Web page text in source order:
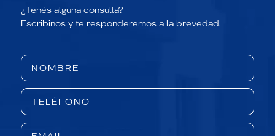
¿Tenés alguna consulta?
Escribinos y te responderemos a la brevedad.